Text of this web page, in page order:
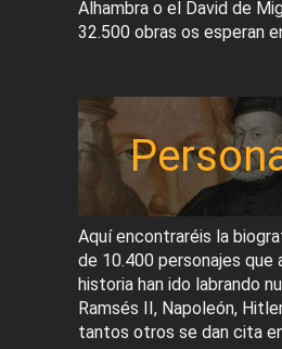
Alhambra o el David de
32.500 obras os esperan
Aquí encontraréis la
de 10.400 personajes que
historia han ido labrando
Ramsés II, Napoleón,
tantos otros se dan cita